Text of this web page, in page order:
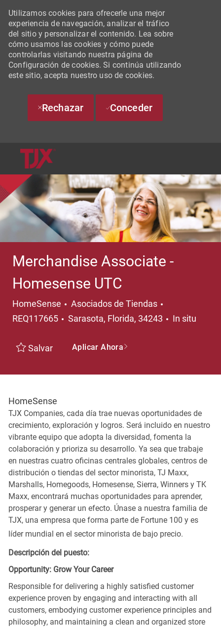
Utilizamos cookies para ofrecerle una mejor
experiencia de navegación, analizar el tráfico
del sitio y personalizar el contenido. Lea sobre
cómo usamos las cookies y cómo puede
controlarlas visitando nuestra página de
Configuración de cookies. Si continúa utilizando
este sitio, acepta nuestro uso de cookies.
Rechazar Conceder
Merchandise Associate -
Homesense UTC
HomeSense Categoría
Asociados de Tiendas
REQ117665
Ubicación
Sarasota, Florida, 34243 In situ
Salvar Aplicar Ahora
HomeSense
TJX Companies, cada día trae nuevas oportunidades de
crecimiento, exploración y logros. Será incluido en nuestro
vibrante equipo que adopta la diversidad, fomenta la
colaboración y prioriza su desarrollo. Ya sea que trabaje
en nuestras cuatro oficinas centrales globales, centros de
distribución o tiendas del sector minorista, TJ Maxx,
Marshalls, Homegoods, Homesense, Sierra, Winners y TK
Maxx, encontrará muchas oportunidades para aprender,
prosperar y generar un efecto. Únase a nuestra familia de
TJX, una empresa que forma parte de Fortune 100 y es
líder mundial en el sector minorista de bajo precio.
Descripción del puesto:
Opportunity: Grow Your Career
Responsible for delivering a highly satisfied customer
experience proven by engaging and interacting with all
customers, embodying customer experience principles and
philosophy, and maintaining a clean and organized store